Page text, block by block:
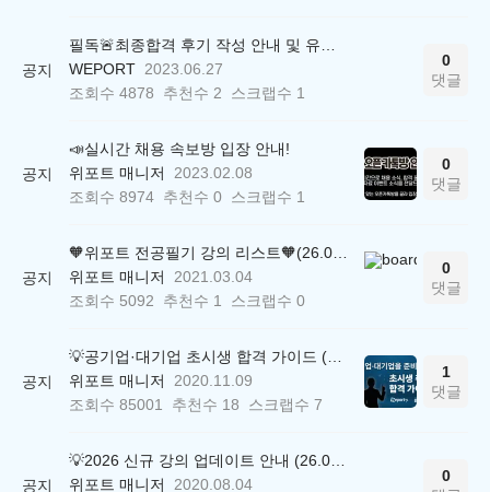
공지
필독🚨최종합격 후기 작성 안내 및 유의사항
WEPORT 2023.06.27
조회수 4878 추천수 2 스크랩수 1
0
댓글
공지
📣실시간 채용 속보방 입장 안내!
위포트 매니저
2023.02.08
조회수 8974 추천수 0 스크랩수 1
0
댓글
공지
🧡위포트 전공필기 강의 리스트🧡(26.05.22 ver.)
위포트 매니저
2021.03.04
조회수 5092 추천수 1 스크랩수 0
0
댓글
공지
💡공기업·대기업 초시생 합격 가이드 (26.04.21 ver.)
위포트 매니저
2020.11.09
조회수 85001 추천수 18 스크랩수 7
1
댓글
공지
💡2026 신규 강의 업데이트 안내 (26.04.17 ver.)
위포트 매니저
2020.08.04
0